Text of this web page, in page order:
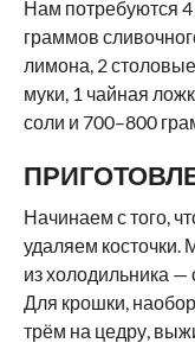
Нам потребуются
граммов
лимона, 2
муки, 1 чайная
соли и 700–800
Начинаем с того,
удаляем косточки.
из холодильника —
Для крошки,
трём на цедру,